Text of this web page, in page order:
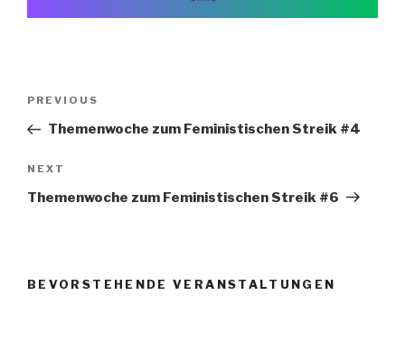
Previous
Post
PREVIOUS
Themenwoche zum Feministischen Streik #4
Next
Post
NEXT
Themenwoche zum Feministischen Streik #6
BEVORSTEHENDE VERANSTALTUNGEN